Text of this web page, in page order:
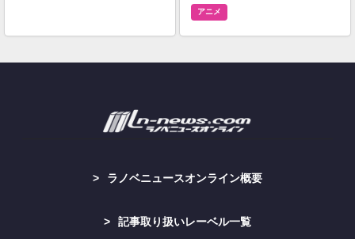
アニメ
ラノベニュースオンライン概要
記事取り扱いレーベル一覧